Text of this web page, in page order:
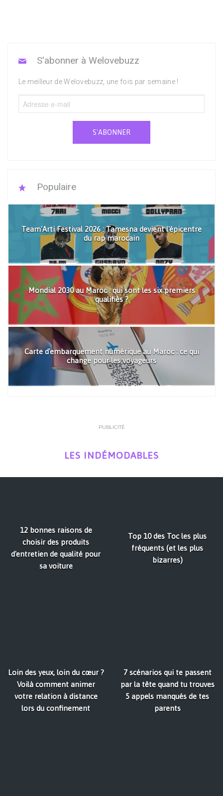
S'abonner à Welovebuzz
Le meilleur de Welovebuzz, une fois par semaine !
S'ABONNER
Populaire
Team'Arti Festival 2026 : Tamesna devient l'épicentre
du rap marocain
Mondial 2030 au Maroc : qui sont les six premiers
qualifiés ?
Carte d'embarquement numérique au Maroc : ce qui
change pour les voyageurs
PUBLICITÉ
LES INDÉMODABLES
12 bonnes raisons de
choisir des produits
d'entretien de qualité pour
sa voiture
Top 10 des Toc les plus
fréquents (et les plus
bizarres)
Loin des yeux, loin du cœur ?
Voilà comment animer
votre relation à distance
lors du confinement
7 scénarios qui te passent
par la tête quand tu trouves
5 appels manqués de tes
parents